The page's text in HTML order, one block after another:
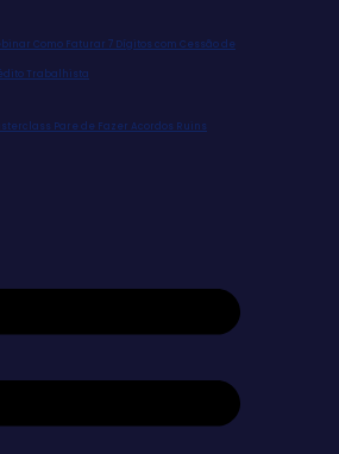
Como Faturar 7 Dígitos com Cessão de
Trabalhista
Pare de Fazer Acordos Ruins